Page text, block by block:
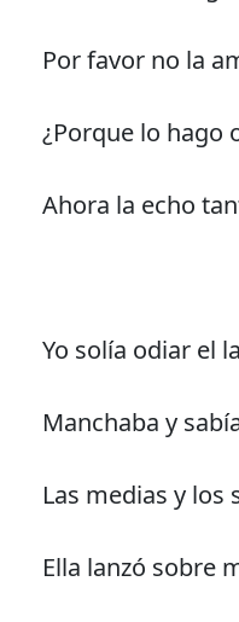
Por favor no la
¿Porque lo hago
Ahora la echo
Yo solía odiar el
Manchaba y
Las medias y los
Ella lanzó sobre